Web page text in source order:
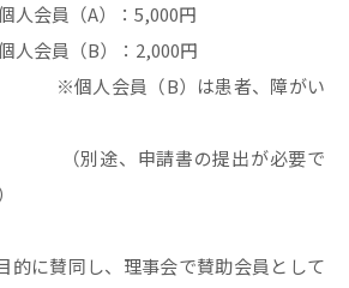
（A）：5,000円
）：2,000円
B）は患者、障がい
請書の提出が必要で
的に賛同し、理事会で賛助会員として